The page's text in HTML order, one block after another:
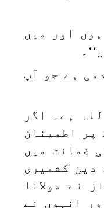
ہوں اور میں
ہے جو آپ
ہے۔ اگر
پر اطمینان
ضمانت میں
دین کشمیری
نے مولانا
انہوں نے